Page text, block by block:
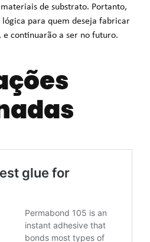
de substrato. Portanto,
lógica para quem deseja fabricar
continuarão a ser no futuro.